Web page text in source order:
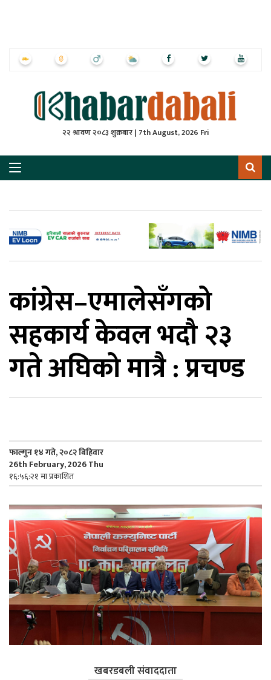
२२ श्रावण २०८३ शुक्रबार | 7th August, 2026 Fri
कांग्रेस–एमालेसँगको
सहकार्य केवल भदौ २३
गते अघिको मात्रै : प्रचण्ड
फाल्गुन १४ गते, २०८२ बिहिवार
26th February, 2026 Thu
१६:५६:२१ मा प्रकाशित
खबरडबली संवाददाता